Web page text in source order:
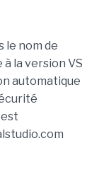
le nom de
la version VS
automatique